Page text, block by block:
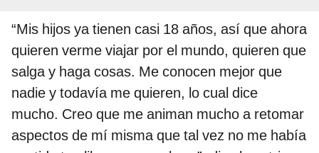
“Mis hijos ya tienen casi 18 años, así que ahora
quieren verme viajar por el mundo, quieren que
salga y haga cosas. Me conocen mejor que
nadie y todavía me quieren, lo cual dice
mucho. Creo que me animan mucho a retomar
aspectos de mí misma que tal vez no me había